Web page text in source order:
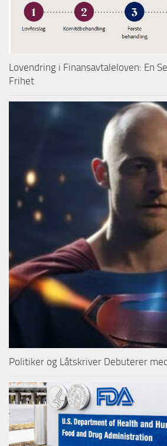
Lovendring i Finansavtaleloven: En
Frihet
Politiker og Låtskriver Debuterer